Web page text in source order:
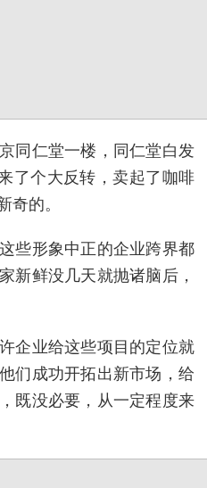
同仁堂一楼，同仁堂白发
了个大反转，卖起了咖啡
奇的。
些形象中正的企业跨界都
新鲜没几天就抛诸脑后，
企业给这些项目的定位就
们成功开拓出新市场，给
既没必要，从一定程度来